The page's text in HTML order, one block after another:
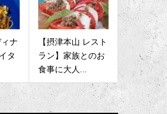
ィナ
タ
【摂津本山 レスト
ラン】家族とのお
食事に大人...